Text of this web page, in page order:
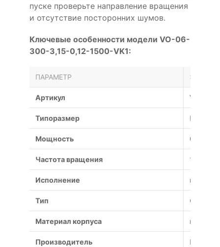
пуске проверьте направление вращения
и отсутствие посторонних шумов.
Ключевые особенности модели VO-06-
300-3,15-0,12-1500-VK1:
ПАРАМЕТР
Артикул VO-06-
Типоразмер №3,15
Мощность 0.12 кВт
Частота вращения 1500
Исполнение
Тип Осевой
Материал корпуса
Производитель Россия